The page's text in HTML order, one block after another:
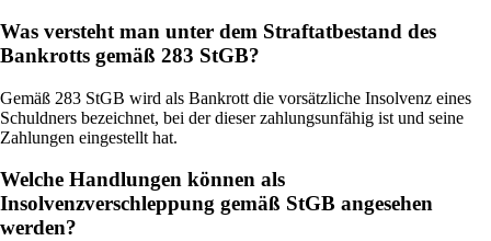
Was versteht man unter dem Straftatbestand des
Bankrotts gemäß 283 StGB?
Gemäß 283 StGB wird als Bankrott die vorsätzliche Insolvenz eines
Schuldners bezeichnet, bei der dieser zahlungsunfähig ist und seine
Zahlungen eingestellt hat.
Welche Handlungen können als
Insolvenzverschleppung gemäß StGB angesehen
werden?